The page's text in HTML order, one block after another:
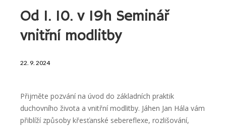
Od 1. 10. v 19h Seminář
vnitřní modlitby
22. 9. 2024
Přijměte pozvání na úvod do základních praktik
duchovního života a vnitřní modlitby. Jáhen Jan Hála vám
přiblíží způsoby křesťanské sebereflexe, rozlišování,